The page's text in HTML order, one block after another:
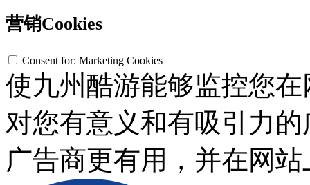
营销Cookies
Consent for: Marketing Cookies
使九州酷游能够监控您
对您有意义和有吸引力的
广告商更有用，并在